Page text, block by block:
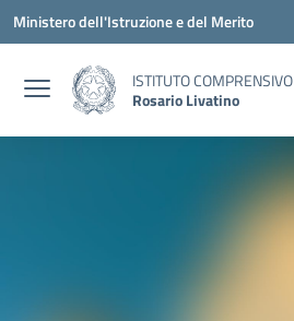
Vai ai contenuti
Vai al menu di navigazione
Vai al footer
Ministero dell'Istruzione e del Merito
ISTITUTO COMPRENSIVO
Rosario Livatino